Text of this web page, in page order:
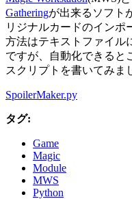
Gatheringが出来るソフト
リジナルカードのインポ
方法はテキストファイル
ですが、自動化できると
スクリプトを書いてみま
SpoilerMaker.py
タグ:
Game
Magic
Module
MWS
Python